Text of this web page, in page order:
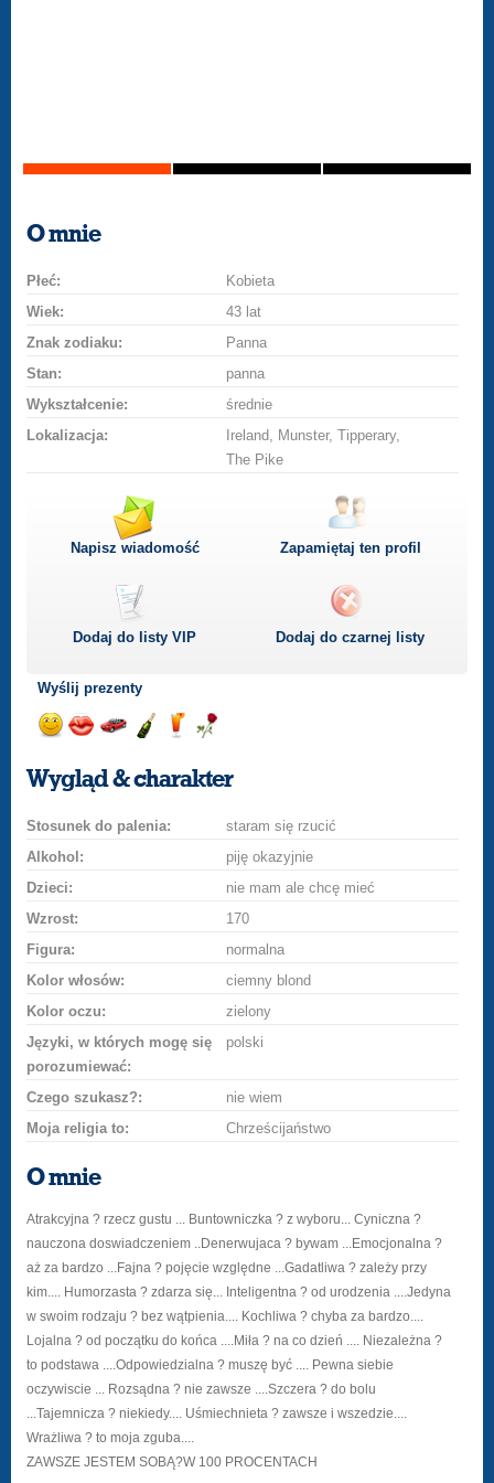
O mnie
Płeć:
Kobieta
Wiek:
43 lat
Znak zodiaku:
Panna
Stan:
panna
Wykształcenie:
średnie
Lokalizacja:
Ireland, Munster, Tipperary,
The Pike
Napisz wiadomość Zapamiętaj ten profil
Dodaj do listyVIP Dodaj do czarnej listy
Wyślij prezenty
uśmiech
buziakasamochodem
szampana
drinka
różę
Wygląd & charakter
Stosunek do palenia:
staram się rzucić
Alkohol:
piję okazyjnie
Dzieci:
nie mam ale chcę mieć
Wzrost:
170
Figura:
normalna
Kolor włosów:
ciemny blond
Kolor oczu:
zielony
Języki, w których mogę się
porozumiewać:
polski
Czego szukasz?:
nie wiem
Moja religia to:
Chrześcijaństwo
O mnie
Atrakcyjna ? rzecz gustu ... Buntowniczka ? z wyboru... Cyniczna ?
nauczona doswiadczeniem ..Denerwujaca ? bywam ...Emocjonalna ?
aż za bardzo ...Fajna ? pojęcie względne ...Gadatliwa ? zależy przy
kim.... Humorzasta ? zdarza się... Inteligentna ? od urodzenia ....Jedyna
w swoim rodzaju ? bez wątpienia.... Kochliwa ? chyba za bardzo....
Lojalna ? od początku do końca ....Miła ? na co dzień .... Niezależna ?
to podstawa ....Odpowiedzialna ? muszę być .... Pewna siebie
oczywiscie ... Rozsądna ? nie zawsze ....Szczera ? do bolu
...Tajemnicza ? niekiedy.... Uśmiechnieta ? zawsze i wszedzie....
Wrażliwa ? to moja zguba....
ZAWSZE JESTEM SOBĄ?W 100 PROCENTACH